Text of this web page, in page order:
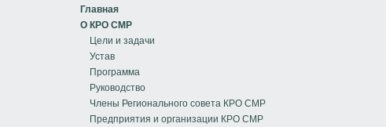
Главная
О КРО СМР
Цели и задачи
Устав
Программа
Руководство
Члены Регионального совета КРО СМР
Предприятия и организации КРО СМР